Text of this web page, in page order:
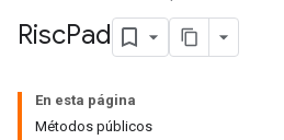
RiscPad
En esta página
Métodos públicos